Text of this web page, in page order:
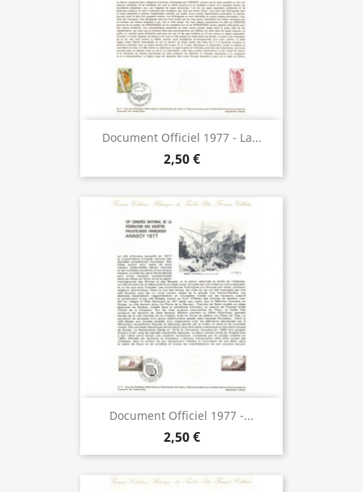
Document Officiel 1977 - La...
2,50 €
Document Officiel 1977 -...
2,50 €